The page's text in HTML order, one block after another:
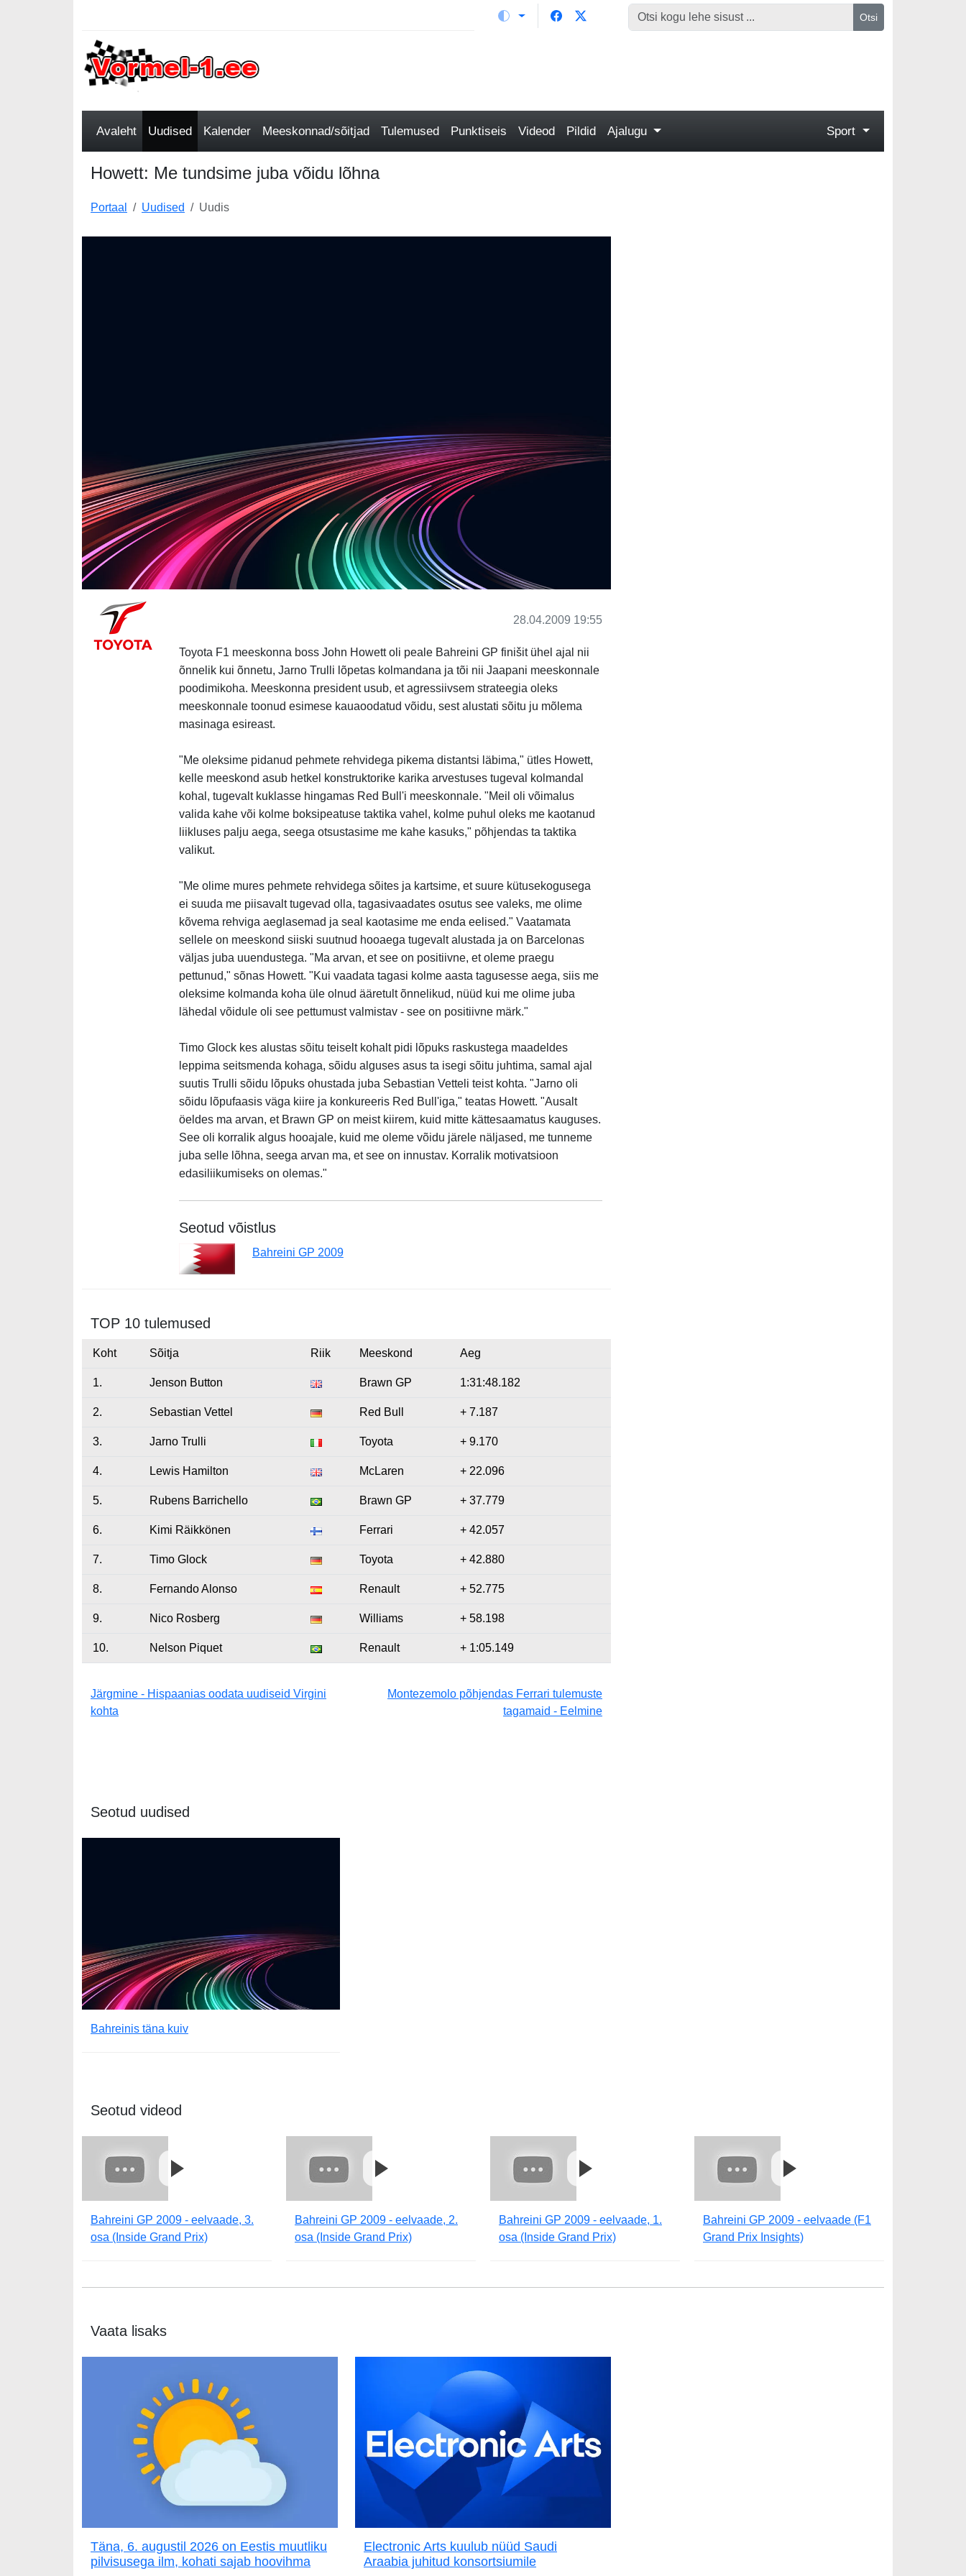
Otsi
Avaleht Uudised Kalender Meeskonnad/sõitjad Tulemused Punktiseis Videod Pildid Ajalugu Sport
Howett: Me tundsime juba võidu lõhna
Portaal Uudised Uudis
28.04.2009 19:55
Toyota F1 meeskonna boss John Howett oli peale Bahreini GP finišit ühel ajal nii
õnnelik kui õnnetu, Jarno Trulli lõpetas kolmandana ja tõi nii Jaapani meeskonnale
poodimikoha. Meeskonna president usub, et agressiivsem strateegia oleks
meeskonnale toonud esimese kauaoodatud võidu, sest alustati sõitu ju mõlema
masinaga esireast.
"Me oleksime pidanud pehmete rehvidega pikema distantsi läbima," ütles Howett,
kelle meeskond asub hetkel konstruktorike karika arvestuses tugeval kolmandal
kohal, tugevalt kuklasse hingamas Red Bull'i meeskonnale. "Meil oli võimalus
valida kahe või kolme boksipeatuse taktika vahel, kolme puhul oleks me kaotanud
liikluses palju aega, seega otsustasime me kahe kasuks," põhjendas ta taktika
valikut.
"Me olime mures pehmete rehvidega sõites ja kartsime, et suure kütusekogusega
ei suuda me piisavalt tugevad olla, tagasivaadates osutus see valeks, me olime
kõvema rehviga aeglasemad ja seal kaotasime me enda eelised." Vaatamata
sellele on meeskond siiski suutnud hooaega tugevalt alustada ja on Barcelonas
väljas juba uuendustega. "Ma arvan, et see on positiivne, et oleme praegu
pettunud," sõnas Howett. "Kui vaadata tagasi kolme aasta tagusesse aega, siis me
oleksime kolmanda koha üle olnud ääretult õnnelikud, nüüd kui me olime juba
lähedal võidule oli see pettumust valmistav - see on positiivne märk."
Timo Glock kes alustas sõitu teiselt kohalt pidi lõpuks raskustega maadeldes
leppima seitsmenda kohaga, sõidu alguses asus ta isegi sõitu juhtima, samal ajal
suutis Trulli sõidu lõpuks ohustada juba Sebastian Vetteli teist kohta. "Jarno oli
sõidu lõpufaasis väga kiire ja konkureeris Red Bull'iga," teatas Howett. "Ausalt
öeldes ma arvan, et Brawn GP on meist kiirem, kuid mitte kättesaamatus kauguses.
See oli korralik algus hooajale, kuid me oleme võidu järele näljased, me tunneme
juba selle lõhna, seega arvan ma, et see on innustav. Korralik motivatsioon
edasiliikumiseks on olemas."
Seotud võistlus
Bahreini GP 2009
TOP 10 tulemused
Koht Sõitja Riik Meeskond Aeg
1. Jenson Button Brawn GP 1:31:48.182
2. Sebastian Vettel Red Bull + 7.187
3. Jarno Trulli Toyota + 9.170
4. Lewis Hamilton McLaren + 22.096
5. Rubens Barrichello Brawn GP + 37.779
6. Kimi Räikkönen Ferrari + 42.057
7. Timo Glock Toyota + 42.880
8. Fernando Alonso Renault + 52.775
9. Nico Rosberg Williams + 58.198
10. Nelson Piquet Renault + 1:05.149
Järgmine - Hispaanias oodata uudiseid Virgini
kohta
Montezemolo põhjendas Ferrari tulemuste
tagamaid - Eelmine
Seotud uudised
Bahreinis täna kuiv
Seotud videod
Bahreini GP 2009 - eelvaade, 3.
osa (Inside Grand Prix)
Bahreini GP 2009 - eelvaade, 2.
osa (Inside Grand Prix)
Bahreini GP 2009 - eelvaade, 1.
osa (Inside Grand Prix)
Bahreini GP 2009 - eelvaade (F1
Grand Prix Insights)
Vaata lisaks
Täna, 6. augustil 2026 on Eestis muutliku
pilvisusega ilm, kohati sajab hoovihma
Electronic Arts kuulub nüüd Saudi
Araabia juhitud konsortsiumile